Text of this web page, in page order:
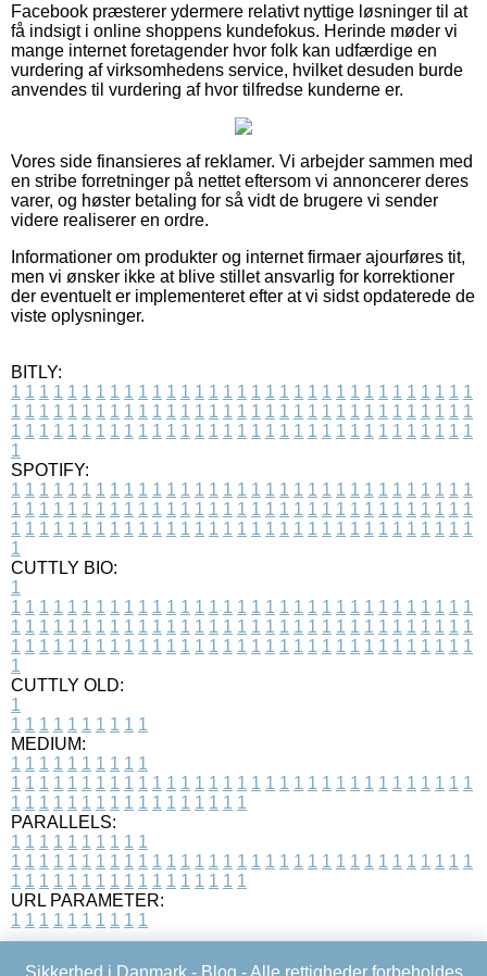
Facebook præsterer ydermere relativt nyttige løsninger til at
få indsigt i online shoppens kundefokus. Herinde møder vi
mange internet foretagender hvor folk kan udfærdige en
vurdering af virksomhedens service, hvilket desuden burde
anvendes til vurdering af hvor tilfredse kunderne er.
Vores side finansieres af reklamer. Vi arbejder sammen med
en stribe forretninger på nettet eftersom vi annoncerer deres
varer, og høster betaling for så vidt de brugere vi sender
videre realiserer en ordre.
Informationer om produkter og internet firmaer ajourføres tit,
men vi ønsker ikke at blive stillet ansvarlig for korrektioner
der eventuelt er implementeret efter at vi sidst opdaterede de
viste oplysninger.
BITLY:
1 1 1 1 1 1 1 1 1 1 1 1 1 1 1 1 1 1 1 1 1 1 1 1 1 1 1 1 1 1 1 1 1
1 1 1 1 1 1 1 1 1 1 1 1 1 1 1 1 1 1 1 1 1 1 1 1 1 1 1 1 1 1 1 1 1
1 1 1 1 1 1 1 1 1 1 1 1 1 1 1 1 1 1 1 1 1 1 1 1 1 1 1 1 1 1 1 1 1
1
SPOTIFY:
1 1 1 1 1 1 1 1 1 1 1 1 1 1 1 1 1 1 1 1 1 1 1 1 1 1 1 1 1 1 1 1 1
1 1 1 1 1 1 1 1 1 1 1 1 1 1 1 1 1 1 1 1 1 1 1 1 1 1 1 1 1 1 1 1 1
1 1 1 1 1 1 1 1 1 1 1 1 1 1 1 1 1 1 1 1 1 1 1 1 1 1 1 1 1 1 1 1 1
1
CUTTLY BIO:
1
1 1 1 1 1 1 1 1 1 1 1 1 1 1 1 1 1 1 1 1 1 1 1 1 1 1 1 1 1 1 1 1 1
1 1 1 1 1 1 1 1 1 1 1 1 1 1 1 1 1 1 1 1 1 1 1 1 1 1 1 1 1 1 1 1 1
1 1 1 1 1 1 1 1 1 1 1 1 1 1 1 1 1 1 1 1 1 1 1 1 1 1 1 1 1 1 1 1 1
1
CUTTLY OLD:
1
1 1 1 1 1 1 1 1 1 1
MEDIUM:
1 1 1 1 1 1 1 1 1 1
1 1 1 1 1 1 1 1 1 1 1 1 1 1 1 1 1 1 1 1 1 1 1 1 1 1 1 1 1 1 1 1 1
1 1 1 1 1 1 1 1 1 1 1 1 1 1 1 1 1
PARALLELS:
1 1 1 1 1 1 1 1 1 1
1 1 1 1 1 1 1 1 1 1 1 1 1 1 1 1 1 1 1 1 1 1 1 1 1 1 1 1 1 1 1 1 1
1 1 1 1 1 1 1 1 1 1 1 1 1 1 1 1 1
URL PARAMETER:
1 1 1 1 1 1 1 1 1 1
Sikkerhed i Danmark - Blog - Alle rettigheder forbeholdes